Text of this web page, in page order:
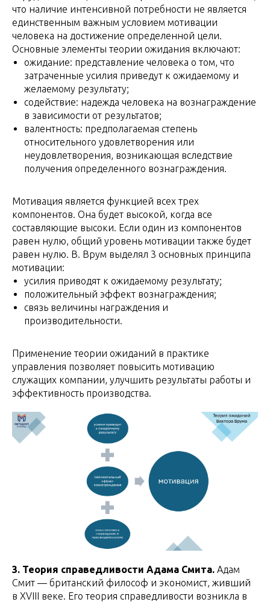
что наличие интенсивной потребности не является
единственным важным условием мотивации
человека на достижение определенной цели.
Основные элементы теории ожидания включают:
ожидание: представление человека о том, что
затраченные усилия приведут к ожидаемому и
желаемому результату;
содействие: надежда человека на вознаграждение
в зависимости от результатов;
валентность: предполагаемая степень
относительного удовлетворения или
неудовлетворения, возникающая вследствие
получения определенного вознаграждения.
Мотивация является функцией всех трех
компонентов. Она будет высокой, когда все
составляющие высоки. Если один из компонентов
равен нулю, общий уровень мотивации также будет
равен нулю. В. Врум выделял 3 основных принципа
мотивации:
усилия приводят к ожидаемому результату;
положительный эффект вознаграждения;
связь величины награждения и
производительности.
Применение теории ожиданий в практике
управления позволяет повысить мотивацию
служащих компании, улучшить результаты работы и
эффективность производства.
3. Теория справедливости Адама Смита. Адам
Смит — британский философ и экономист, живший
в XVIII веке. Его теория справедливости возникла в